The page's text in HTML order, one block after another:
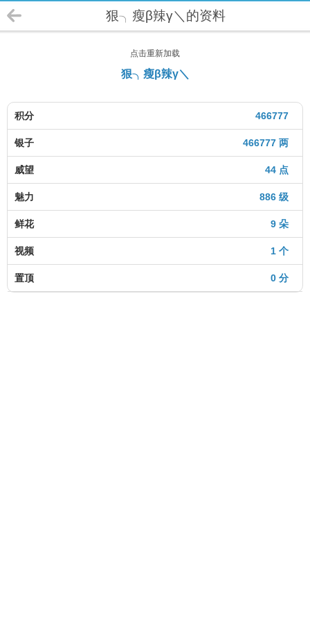
狠╮瘦β辣γ＼的资料
点击重新加载
狠╮瘦β辣γ＼
466777
积分
466777 两
银子
44 点
威望
886 级
魅力
9 朵
鲜花
1 个
视频
0 分
置顶